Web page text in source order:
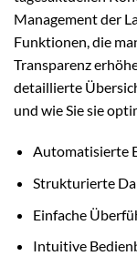
Management der
Funktionen, die
Transparenz
detaillierte
und wie Sie sie
Automatisierte
Strukturierte
Einfache
Intuitive